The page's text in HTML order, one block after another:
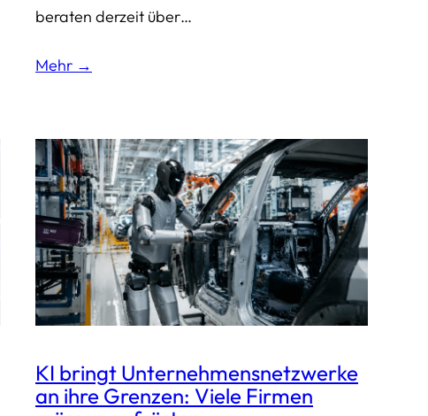
beraten derzeit über…
Mehr →
KI bringt Unternehmensnetzwerke
an ihre Grenzen: Viele Firmen